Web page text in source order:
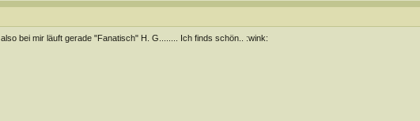
also bei mir läuft gerade "Fanatisch" H. G........ Ich finds schön.. :wink: